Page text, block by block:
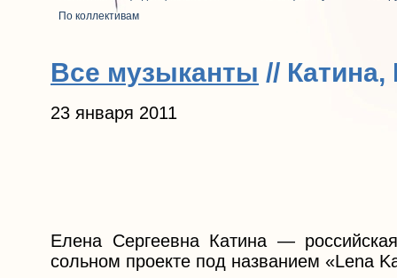
По коллективам
Все музыканты //
23 января 2011
Елена Сергеевна Катина —
сольном проекте под названием «Lena